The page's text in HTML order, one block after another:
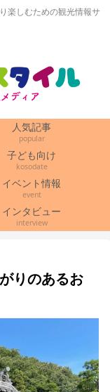
楽しむための観光情報サ
人気記事
popular
子ども向け
kosodate
イベント情報
event
インタビュー
interview
りのあるお